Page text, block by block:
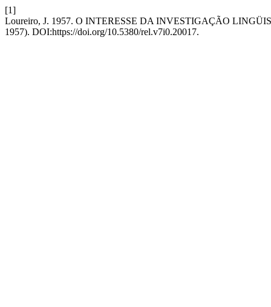
[1]
Loureiro, J. 1957. O INTERESSE DA INVESTIGAÇÃO
1957). DOI:https://doi.org/10.5380/rel.v7i0.20017.